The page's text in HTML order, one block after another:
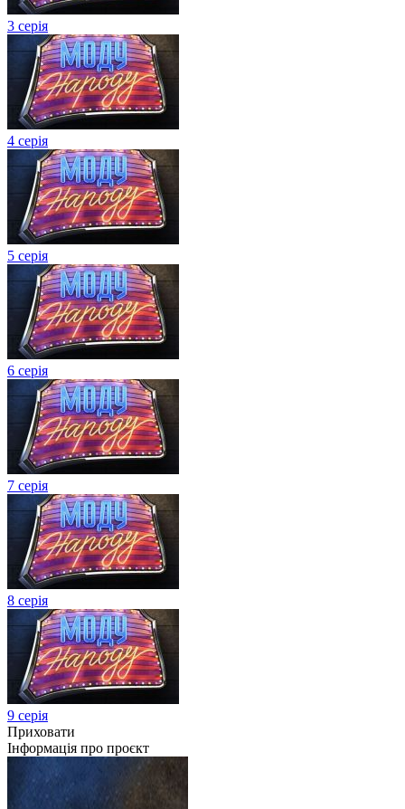
3 серія
4 серія
5 серія
6 серія
7 серія
8 серія
9 серія
Приховати
Інформація про проєкт